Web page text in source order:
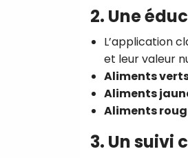
2. Une
L’application
et leur valeur
Aliments
Aliments
Aliments
3. Un suivi